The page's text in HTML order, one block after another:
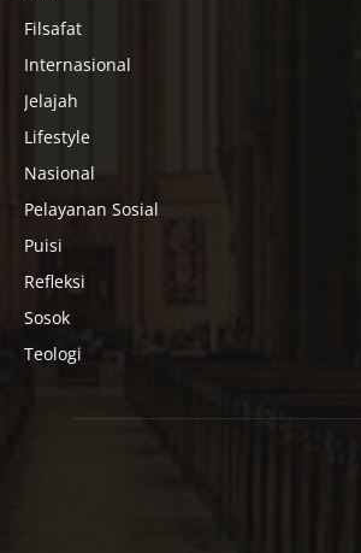
Filsafat
Internasional
Jelajah
Lifestyle
Nasional
Pelayanan Sosial
Puisi
Refleksi
Sosok
Teologi